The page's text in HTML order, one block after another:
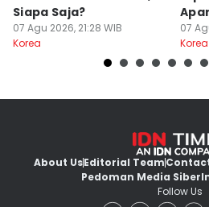
Siapa Saja?
07 Agu 2026, 21:28 WIB
Korea
07
Korea
About UsEditorial Team
Pedoman Media Siber
Follow Us